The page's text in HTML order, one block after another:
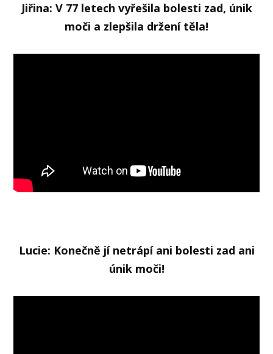
Jiřina: V 77 letech vyřešila bolesti zad, únik
moči a zlepšila držení těla!
Lucie: Konečně jí netrápí ani bolesti zad ani
únik moči!